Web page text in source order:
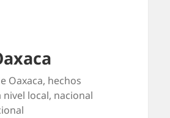
Oaxaca, hechos
nivel local, nacional